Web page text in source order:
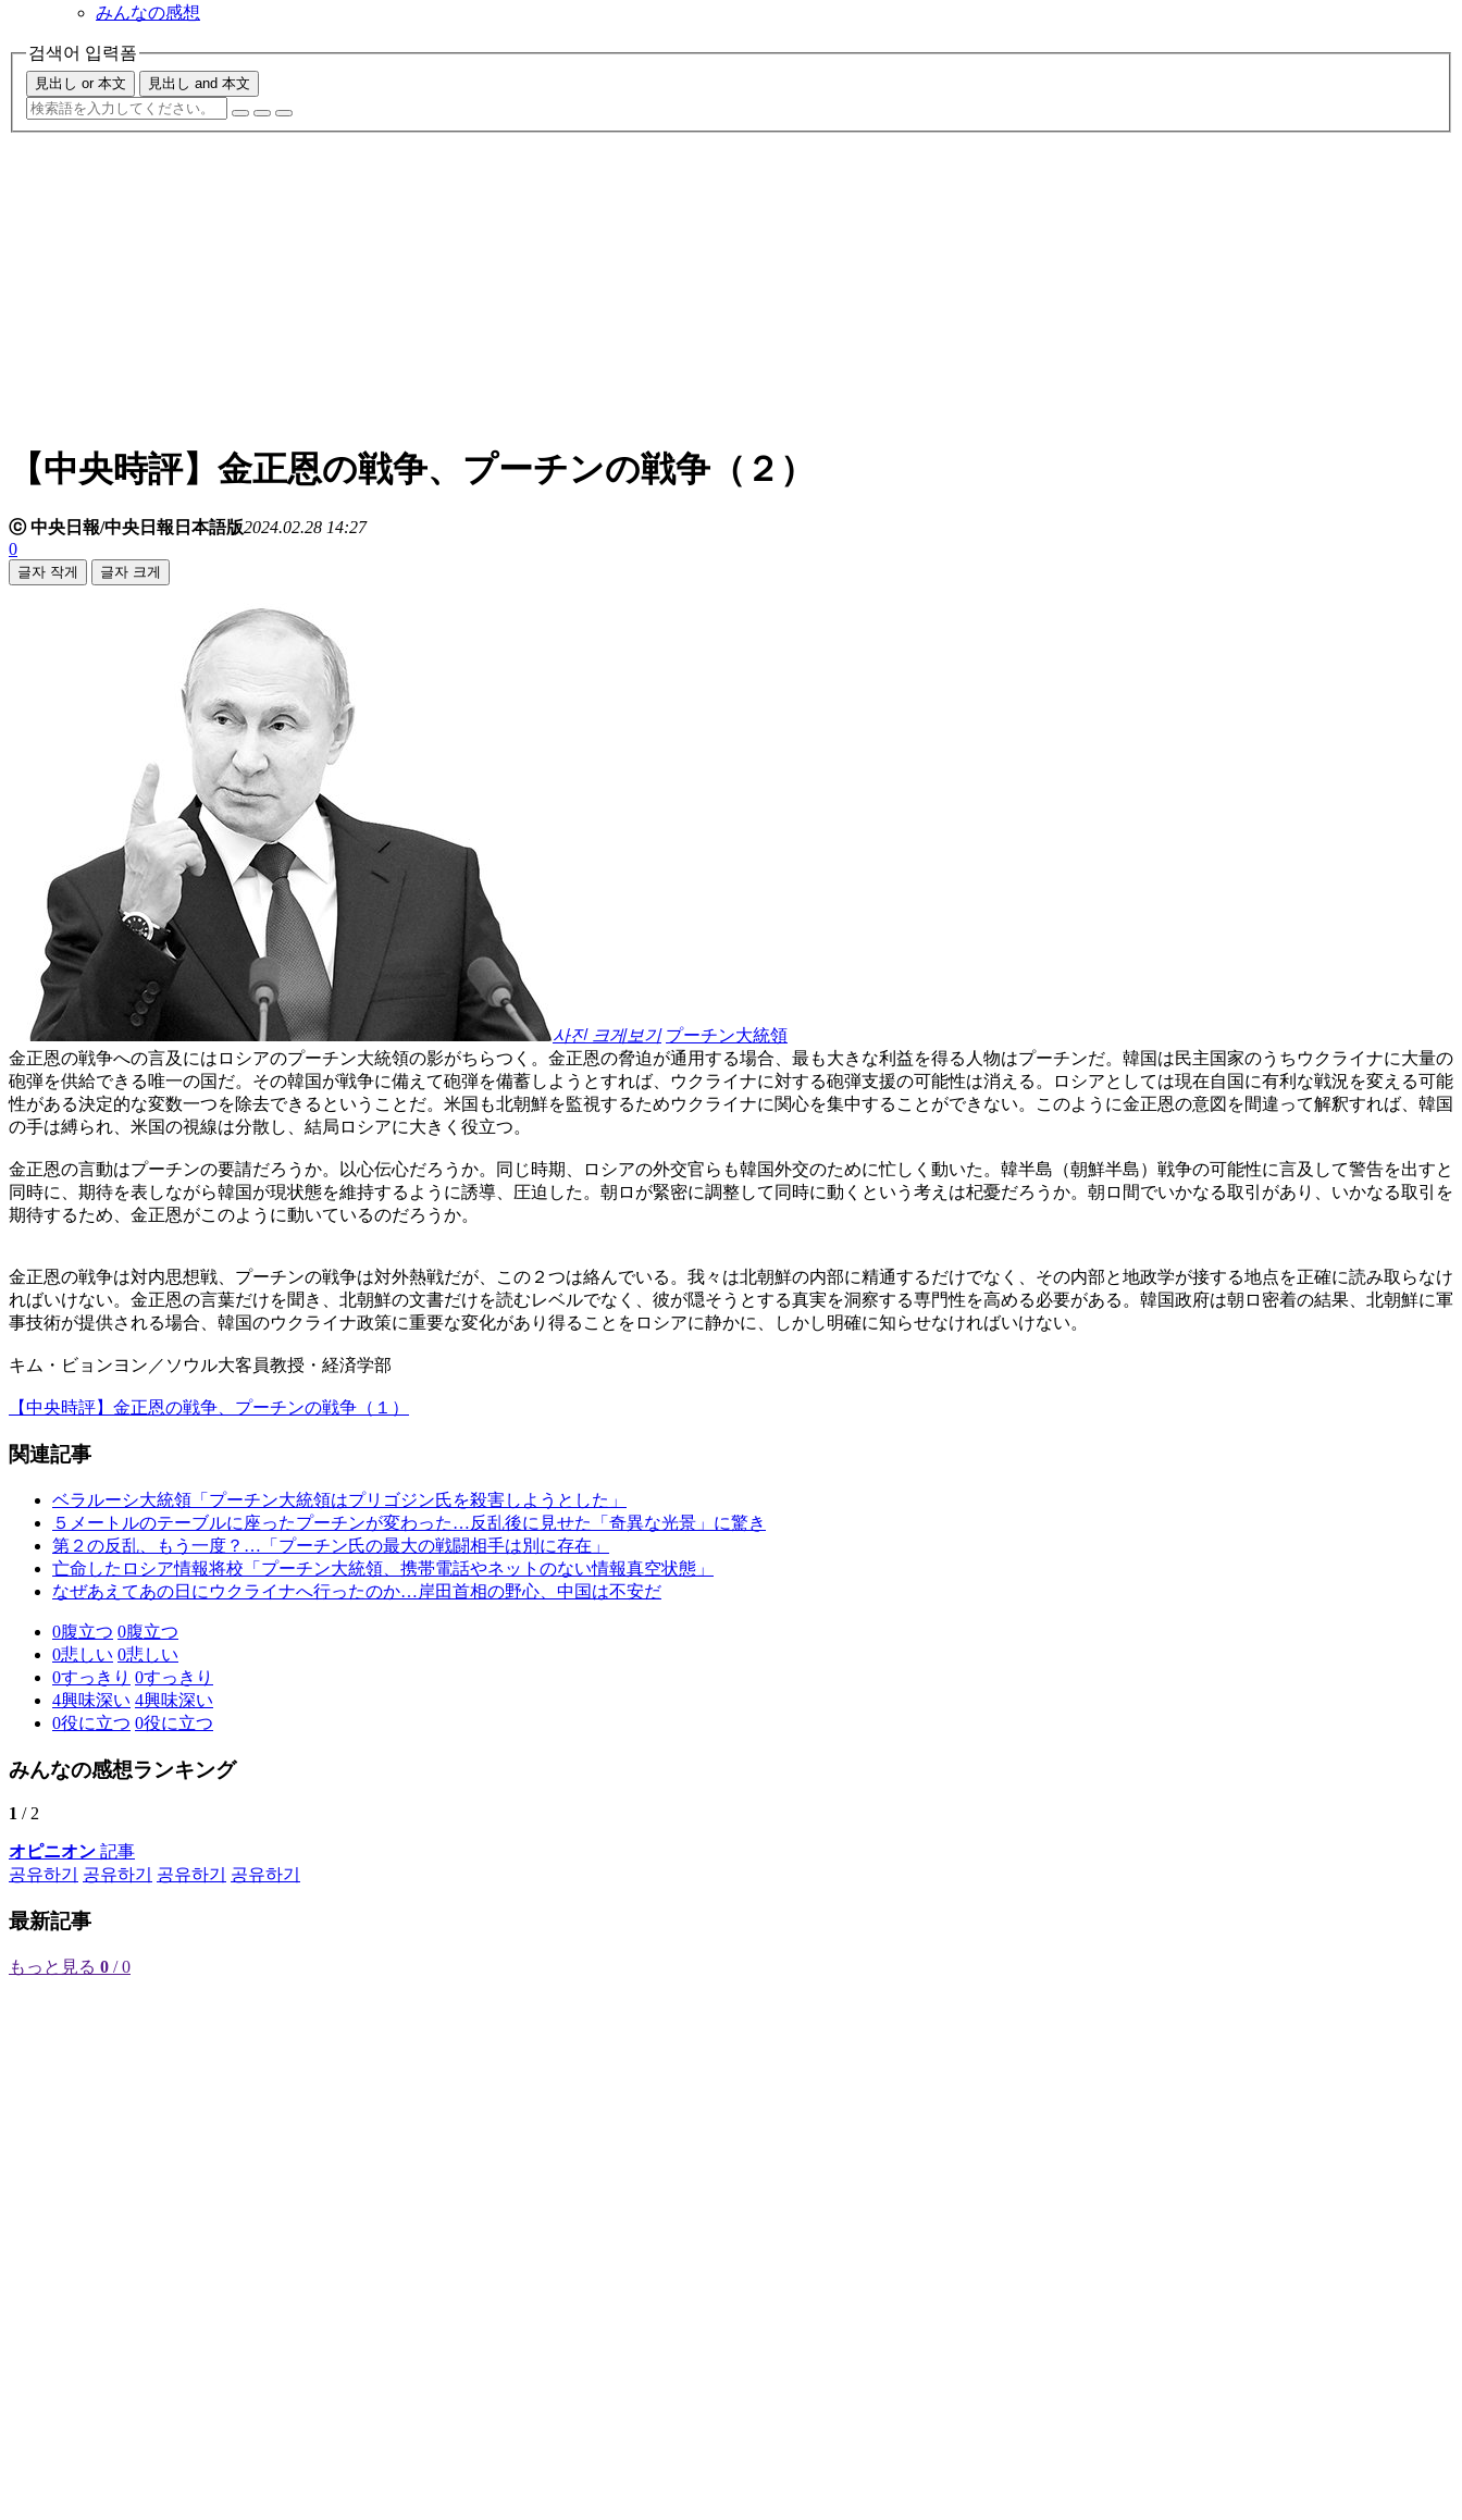
みんなの感想
검색어 입력폼
見出し or 本文 見出し and 本文
【中央時評】金正恩の戦争、プーチンの戦争（２）
ⓒ 中央日報/中央日報日本語版2024.02.28 14:27
0
글자 작게 글자 크게
사진 크게보기 プーチン大統領
金正恩の戦争への言及にはロシアのプーチン大統領の影がちらつく。金正恩の脅迫が通用する場合、最も大きな利益を得る人物はプーチンだ。韓国は民主国家のうちウクライナに大量の
砲弾を供給できる唯一の国だ。その韓国が戦争に備えて砲弾を備蓄しようとすれば、ウクライナに対する砲弾支援の可能性は消える。ロシアとしては現在自国に有利な戦況を変える可能
性がある決定的な変数一つを除去できるということだ。米国も北朝鮮を監視するためウクライナに関心を集中することができない。このように金正恩の意図を間違って解釈すれば、韓国
の手は縛られ、米国の視線は分散し、結局ロシアに大きく役立つ。
金正恩の言動はプーチンの要請だろうか。以心伝心だろうか。同じ時期、ロシアの外交官らも韓国外交のために忙しく動いた。韓半島（朝鮮半島）戦争の可能性に言及して警告を出すと
同時に、期待を表しながら韓国が現状態を維持するように誘導、圧迫した。朝ロが緊密に調整して同時に動くという考えは杞憂だろうか。朝ロ間でいかなる取引があり、いかなる取引を
期待するため、金正恩がこのように動いているのだろうか。
金正恩の戦争は対内思想戦、プーチンの戦争は対外熱戦だが、この２つは絡んでいる。我々は北朝鮮の内部に精通するだけでなく、その内部と地政学が接する地点を正確に読み取らなけ
ればいけない。金正恩の言葉だけを聞き、北朝鮮の文書だけを読むレベルでなく、彼が隠そうとする真実を洞察する専門性を高める必要がある。韓国政府は朝ロ密着の結果、北朝鮮に軍
事技術が提供される場合、韓国のウクライナ政策に重要な変化があり得ることをロシアに静かに、しかし明確に知らせなければいけない。
キム・ビョンヨン／ソウル大客員教授・経済学部
【中央時評】金正恩の戦争、プーチンの戦争（１）
関連記事
ベラルーシ大統領「プーチン大統領はプリゴジン氏を殺害しようとした」
５メートルのテーブルに座ったプーチンが変わった…反乱後に見せた「奇異な光景」に驚き
第２の反乱、もう一度？…「プーチン氏の最大の戦闘相手は別に存在」
亡命したロシア情報将校「プーチン大統領、携帯電話やネットのない情報真空状態」
なぜあえてあの日にウクライナへ行ったのか…岸田首相の野心、中国は不安だ
0腹立つ 0腹立つ
0悲しい 0悲しい
0すっきり 0すっきり
4興味深い 4興味深い
0役に立つ 0役に立つ
みんなの感想ランキング
1 / 2
オピニオン 記事
공유하기
공유하기 공유하기 공유하기
最新記事
もっと見る 0 / 0